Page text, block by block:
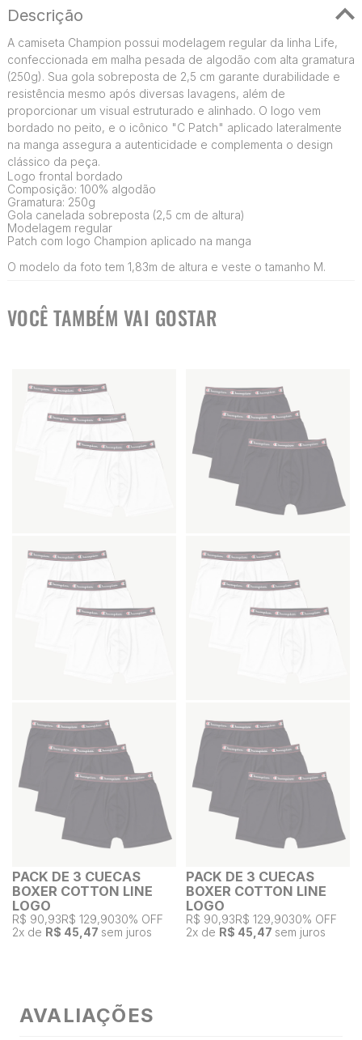
Descrição
A camiseta Champion possui modelagem regular da linha Life,
confeccionada em malha pesada de algodão com alta gramatura
(250g). Sua gola sobreposta de 2,5 cm garante durabilidade e
resistência mesmo após diversas lavagens, além de
proporcionar um visual estruturado e alinhado. O logo vem
bordado no peito, e o icônico "C Patch" aplicado lateralmente
na manga assegura a autenticidade e complementa o design
clássico da peça.
Logo frontal bordado
Composição: 100% algodão
Gramatura: 250g
Gola canelada sobreposta (2,5 cm de altura)
Modelagem regular
Patch com logo Champion aplicado na manga
O modelo da foto tem 1,83m de altura e veste o tamanho M.
VOCÊ TAMBÉM VAI GOSTAR
PACK DE 3 CUECAS
BOXER COTTON LINE
LOGO
R$ 90,93R$ 129,9030% OFF
2x de R$ 45,47 sem juros
PACK DE 3 CUECAS
BOXER COTTON LINE
LOGO
R$ 90,93R$ 129,9030% OFF
2x de R$ 45,47 sem juros
AVALIAÇÕES